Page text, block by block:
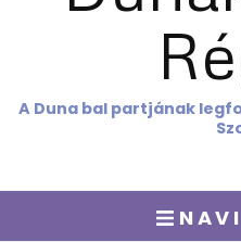
A Duna bal partjának